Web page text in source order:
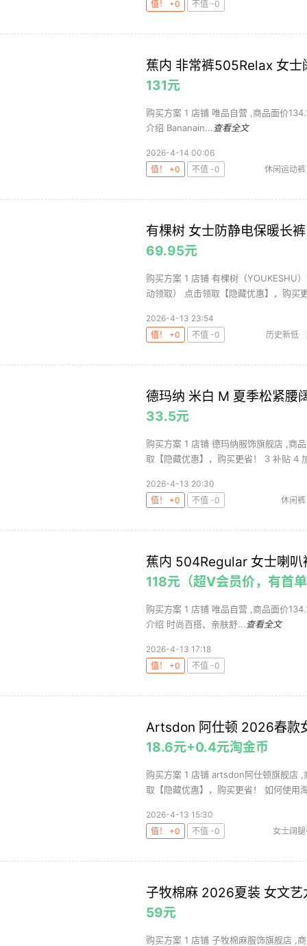
值！ +0 不值 -0
蕉内 非常裤505Relax 女
131元
购买方案 1 店铺 唯品自营 ,商品面价
介绍 Bananain... 查看全文
2026-4-14 00:06
值！ +0
不值 -0
休闲运动裤
有棵树 女士防静电保暖长
69.95元
购买方案 1 店铺 有棵树（YOUKESHU
动领取） 点击领取【隐藏优惠】，购买
2026-4-13 23:54
值！ +0
不值 -0 历史新低
德玛纳 米白 M 夏季松紧腰
33.5元
购买方案 1 店铺 德玛纳服饰旗舰店 ,商
取【隐藏优惠】，购买更省！ 3 补贴 4
2026-4-13 20:30
值！ +0
不值 -0 休闲裤
蕉内 504Regular 女士喇
118元（超V会员价，有首
购买方案 1 店铺 唯品自营 ,商品面价
介绍 时尚百搭、亲肤舒... 查看全文
2026-4-13 17:18
值！ +0
不值 -0
Artsdon 阿仕顿 2026春款
18.6元+0.4元淘金币
购买方案 1 店铺 artsdon阿仕顿旗舰店
取【隐藏优惠】，购买更省！ 如何使用
2026-4-13 15:30
值！ +0
不值 -0 女士阔
子牧棉麻 2026夏装 女文艺
59元
购买方案 1 店铺 子牧棉麻服饰旗舰店 ,